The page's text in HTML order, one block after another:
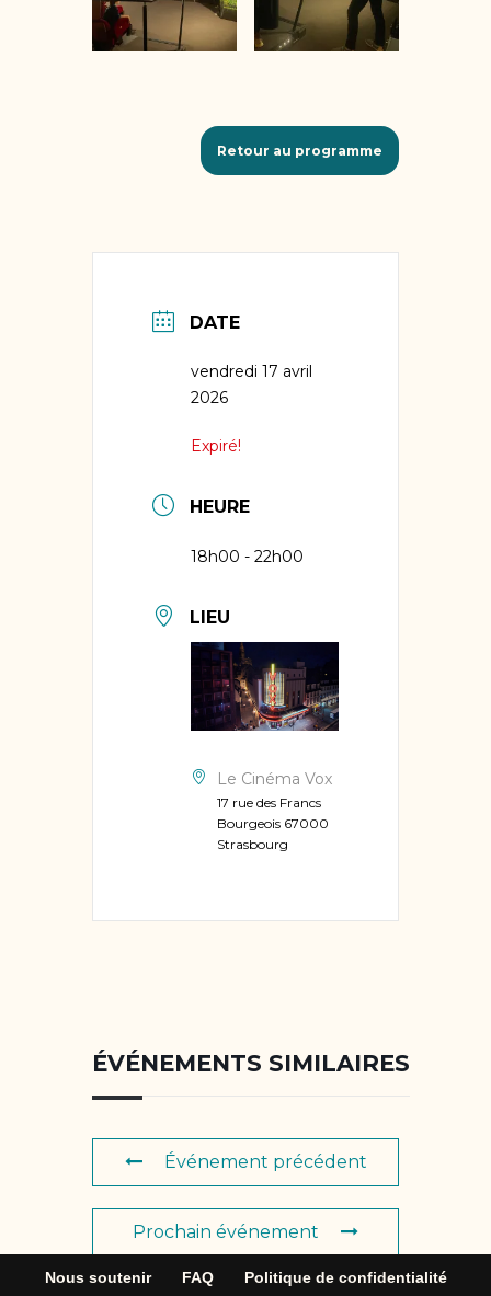
Retour au programme
DATE
vendredi 17 avril
2026
Expiré!
HEURE
18h00 - 22h00
LIEU
Le Cinéma Vox
17 rue des Francs
Bourgeois 67000
Strasbourg
ÉVÉNEMENTS SIMILAIRES
Événement précédent
Prochain événement
Nous soutenir FAQ Politique de confidentialité